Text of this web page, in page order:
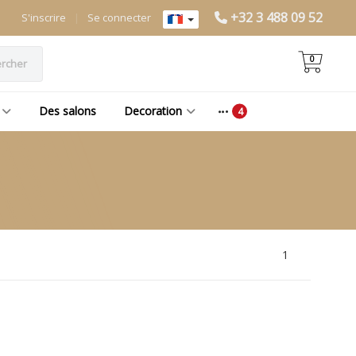
+32 3 488 09 52
Se connecter
S'inscrire
0
Des salons Decoration
1